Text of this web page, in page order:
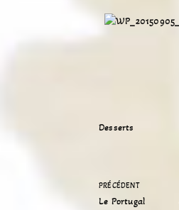
Desserts
PRÉCÉDENT
Le Portugal